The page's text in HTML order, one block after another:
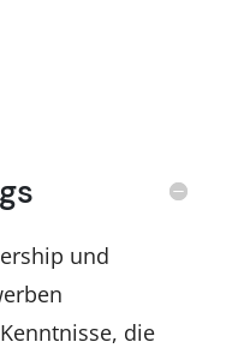
und
die